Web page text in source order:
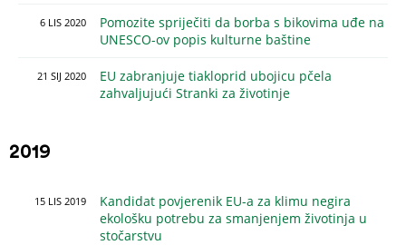
6 LIS 2020
Pomozite spriječiti da borba s bikovima uđe na
UNESCO-ov popis kulturne baštine
21 SIJ 2020
EU zabranjuje tiakloprid ubojicu pčela
zahvaljujući Stranki za životinje
2019
15 LIS 2019
Kandidat povjerenik EU-a za klimu negira
ekološku potrebu za smanjenjem životinja u
stočarstvu